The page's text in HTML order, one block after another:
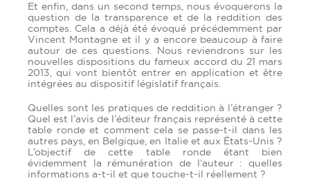
Et enfin, dans un second temps, nous évoquerons la
question de la transparence et de la reddition des
comptes. Cela a déjà été évoqué précédemment par
Vincent Montagne et il y a encore beaucoup à faire
autour de ces questions. Nous reviendrons sur les
nouvelles dispositions du fameux accord du 21 mars
2013, qui vont bientôt entrer en application et être
intégrées au dispositif législatif français.
Quelles sont les pratiques de reddition à l’étranger ?
Quel est l’avis de l’éditeur français représenté à cette
table ronde et comment cela se passe-t-il dans les
autres pays, en Belgique, en Italie et aux États-Unis ?
L’objectif de cette table ronde étant bien
évidemment la rémunération de l’auteur : quelles
informations a-t-il et que touche-t-il réellement ?